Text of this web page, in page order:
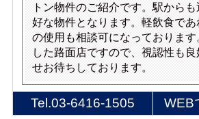
トン物件のご紹介です。駅から
好な物件となります。軽飲食で
の使用も相談可になっておりま
した路面店ですので、視認性も
せお待ちしております。
Tel.03-6416-1505 WEB